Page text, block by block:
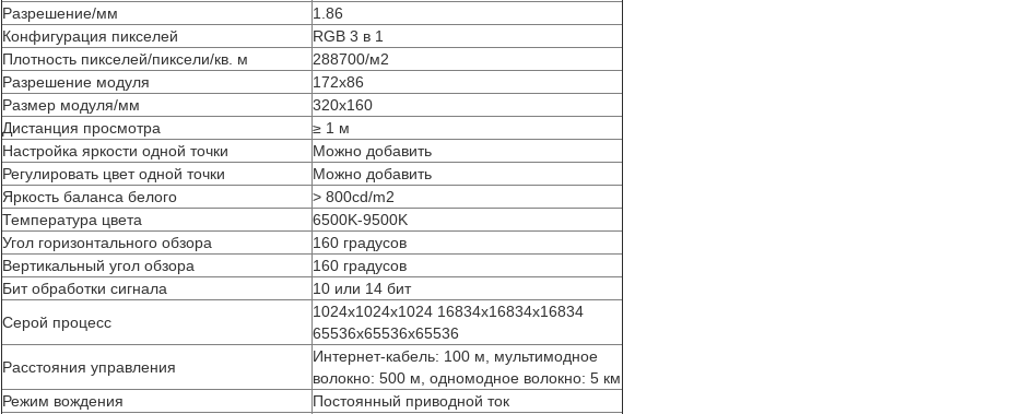
Разрешение/мм
1.86
Конфигурация пикселей
RGB 3 в 1
Плотность пикселей/пиксели/кв. м
288700/м2
Разрешение модуля
172х86
Размер модуля/мм
320х160
Дистанция просмотра
≥ 1 м
Настройка яркости одной точки
Можно добавить
Регулировать цвет одной точки
Можно добавить
Яркость баланса белого
> 800cd/m2
Температура цвета
6500K-9500K
Угол горизонтального обзора
160 градусов
Вертикальный угол обзора
160 градусов
Бит обработки сигнала
10 или 14 бит
Серой процесс
1024х1024х1024 16834х16834х16834
65536х65536х65536
Расстояния управления
Интернет-кабель: 100 м, мультимодное
волокно: 500 м, одномодное волокно: 5 км
Режим вождения
Постоянный приводной ток